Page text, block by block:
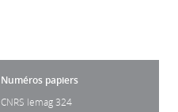
Numéros papiers
CNRS lemag 324